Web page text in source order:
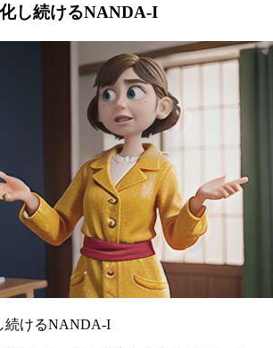
し続けるNANDA-I
続けるNANDA-I